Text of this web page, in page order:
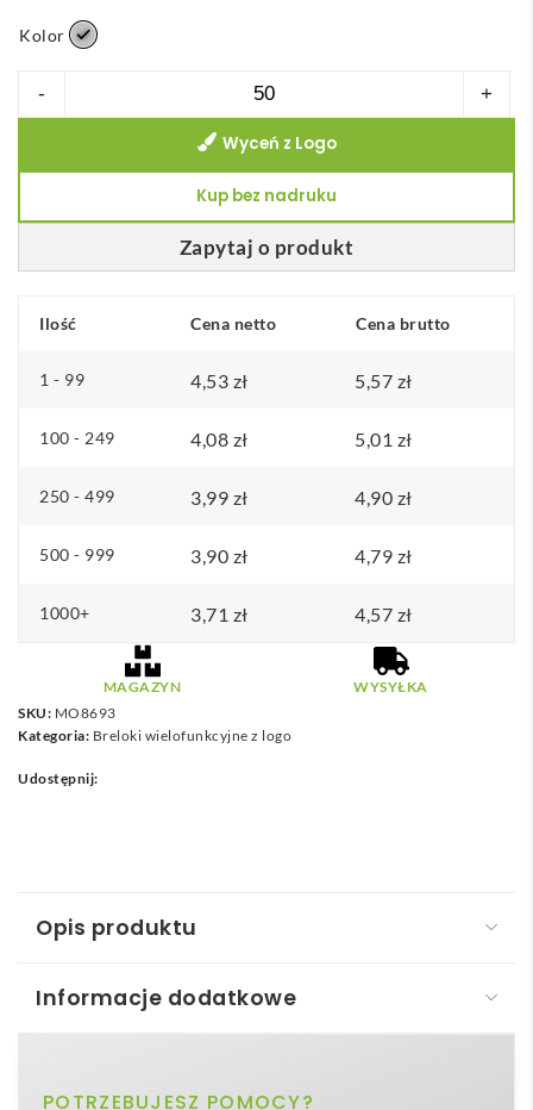
Kolor
-
Brelok
HOUSE
+
Zapytaj o produkt
Wyceń z Logo
Kup bez nadruku
Ilość Cena netto Cena brutto
1 - 99 4,53 zł 5,57 zł
100 - 249 4,08 zł 5,01 zł
250 - 499 3,99 zł 4,90 zł
500 - 999 3,90 zł 4,79 zł
1000+ 3,71 zł 4,57 zł
MAGAZYN
WYSYŁKA
SKU: MO8693
Kategoria: Breloki wielofunkcyjne z logo
Udostępnij:
Opis produktu
Informacje dodatkowe
Kolor srebrny matowy
POTRZEBUJESZ POMOCY?